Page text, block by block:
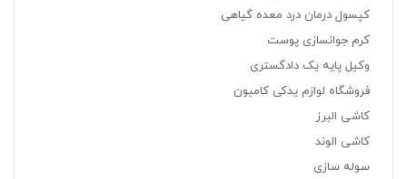
کپسول درمان درد معده گیاهی
کرم جوانسازی پوست
وکیل پایه یک دادگستری
فروشگاه لوازم یدکی کامیون
کاشی البرز
کاشی الوند
سوله سازی